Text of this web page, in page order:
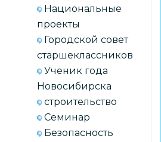
Национальные
проекты
Городской совет
старшеклассников
Ученик года
Новосибирска
строительство
Семинар
Безопасность